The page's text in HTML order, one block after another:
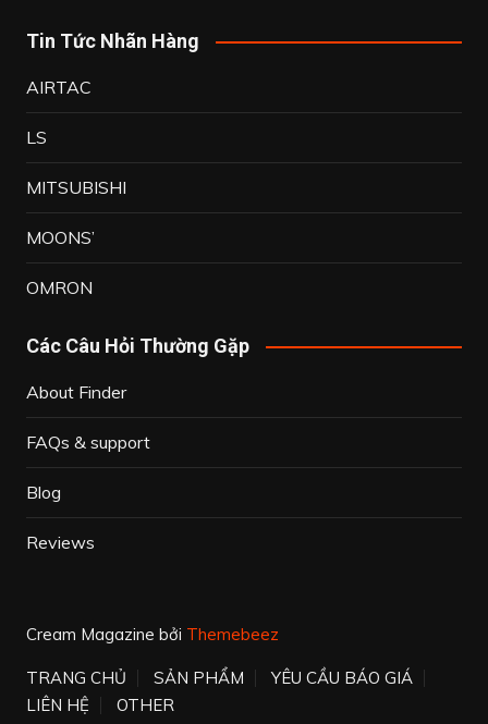
Tin Tức Nhãn Hàng
AIRTAC
LS
MITSUBISHI
MOONS’
OMRON
Các Câu Hỏi Thường Gặp
About Finder
FAQs & support
Blog
Reviews
Cream Magazine bởi Themebeez
TRANG CHỦ SẢN PHẨM
YÊU CẦU BÁO GIÁ
LIÊN HỆ
OTHER